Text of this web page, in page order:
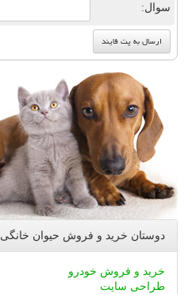
سوال:
دوستان خرید و فروش حیوان خانگی
خرید و فروش خودرو
طراحی سایت